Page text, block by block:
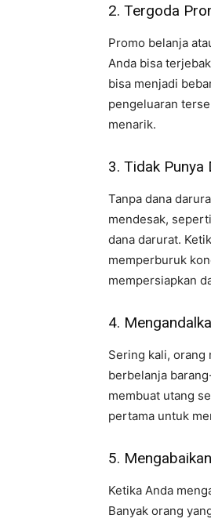
2. Tergoda
Promo belanja
Anda bisa
bisa menjadi
pengeluaran
menarik.
3. Tidak Punya
Tanpa dana
mendesak,
dana darurat.
memperburuk
mempersiapkan
4.
Sering kali, orang
berbelanja
membuat utang
pertama untuk
5.
Ketika Anda
Banyak orang